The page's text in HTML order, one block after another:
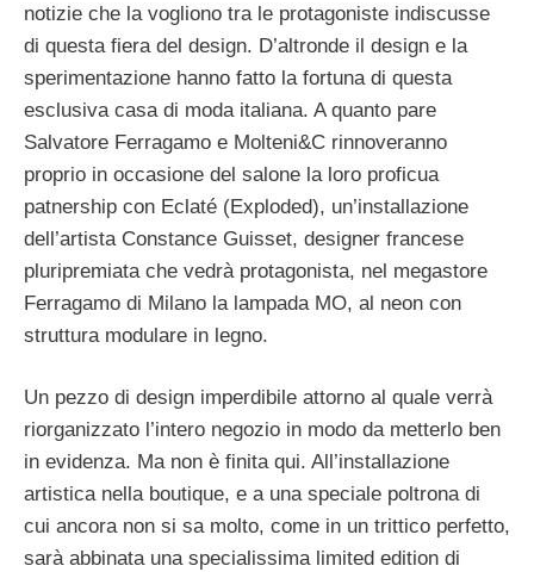
notizie che la vogliono tra le protagoniste indiscusse
di questa fiera del design. D’altronde il design e la
sperimentazione hanno fatto la fortuna di questa
esclusiva casa di moda italiana. A quanto pare
Salvatore Ferragamo e Molteni&C rinnoveranno
proprio in occasione del salone la loro proficua
patnership con Eclaté (Exploded), un’installazione
dell’artista Constance Guisset, designer francese
pluripremiata che vedrà protagonista, nel megastore
Ferragamo di Milano la lampada MO, al neon con
struttura modulare in legno.
Un pezzo di design imperdibile attorno al quale verrà
riorganizzato l’intero negozio in modo da metterlo ben
in evidenza. Ma non è finita qui. All’installazione
artistica nella boutique, e a una speciale poltrona di
cui ancora non si sa molto, come in un trittico perfetto,
sarà abbinata una specialissima limited edition di